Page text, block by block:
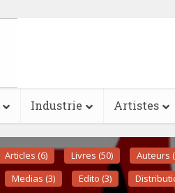
Industrie Artistes
Articles (6) Livres (50) Auteurs
Medias (3) Edito (3)